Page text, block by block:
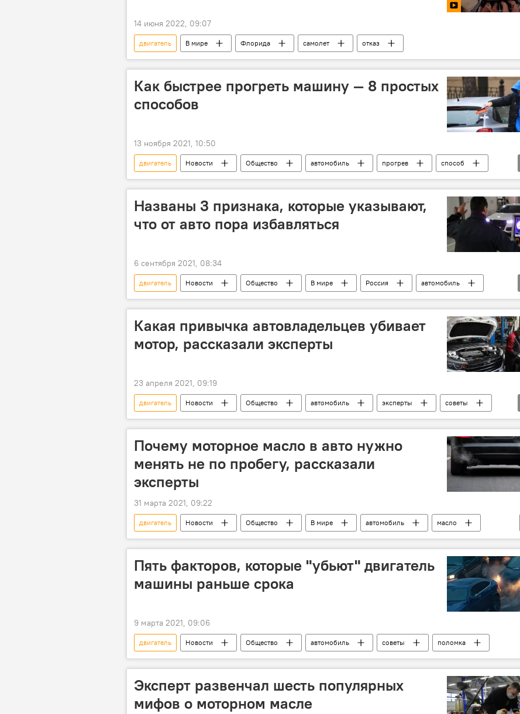
14 июня 2022, 09:07
двигатель В мире Флорида самолет отказ
Как быстрее прогреть машину — 8 простых
способов
13 ноября 2021, 10:50
двигатель Новости Общество автомобиль прогрев
способ
Россия
В мире
Названы 3 признака, которые указывают,
что от авто пора избавляться
6 сентября 2021, 08:34
двигатель Новости Общество В мире Россия
автомобиль
продажа
признаки масло коррозия
Какая привычка автовладельцев убивает
мотор, рассказали эксперты
23 апреля 2021, 09:19
двигатель Новости Общество автомобиль эксперты
советы
В мире
Россия
Почему моторное масло в авто нужно
менять не по пробегу, рассказали
эксперты
31 марта 2021, 09:22
двигатель Новости Общество В мире автомобиль
масло
замена
Пять факторов, которые "убьют" двигатель
машины раньше срока
9 марта 2021, 09:06
двигатель Новости Общество автомобиль советы поломка
Эксперт развенчал шесть популярных
мифов о моторном масле